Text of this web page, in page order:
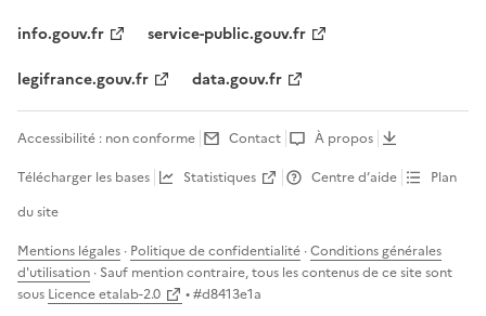
info.gouv.fr
service-public.gouv.fr
legifrance.gouv.fr
data.gouv.fr
Accessibilité : non conforme Contact
À propos
Télécharger les bases
Statistiques Centre d’aide
Plan
du site
Mentions légales · Politique de confidentialité ·Conditions générales
d'utilisation · Sauf mention contraire, tous les contenus de ce site sont
sous Licence etalab-2.0 • #d8413e1a